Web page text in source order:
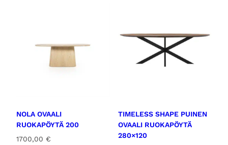
NOLA OVAALI
RUOKAPÖYTÄ 200
1700,00 €
TIMELESS SHAPE PUINEN
OVAALI RUOKAPÖYTÄ
280×120